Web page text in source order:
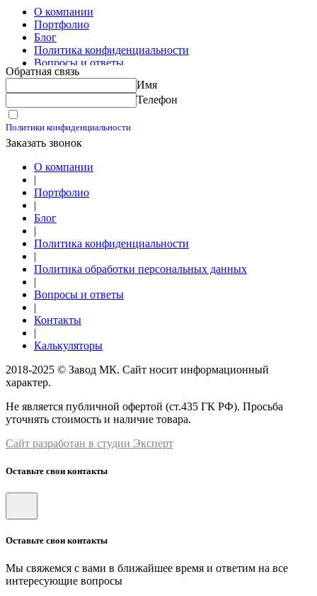
О компании
Портфолио
Блог
Политика конфиденциальности
Вопросы и ответы
Контакты
Обратная связь
Имя
Телефон
Политики конфиденциальности
Заказать звонок
О компании
|
Портфолио
|
Блог
|
Политика конфиденциальности
|
Политика обработки персональных данных
|
Вопросы и ответы
|
Контакты
|
Калькуляторы
2018-2025 © Завод МК. Сайт носит информационный
характер.
Не является публичной офертой (ст.435 ГК РФ). Просьба
уточнять стоимость и наличие товара.
Сайт разработан в студии Эксперт
Оставьте свои контакты
Оставьте свои контакты
Мы свяжемся с вами в ближайшее время и ответим на все
интересующие вопросы